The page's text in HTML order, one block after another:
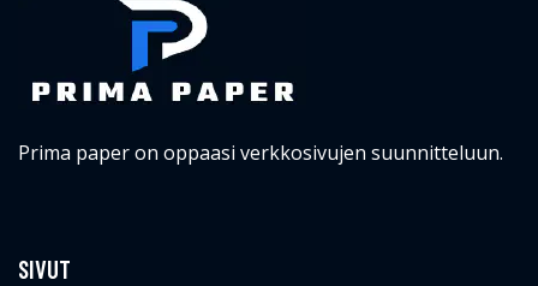
Prima paper on oppaasi verkkosivujen suunnitteluun.
SIVUT